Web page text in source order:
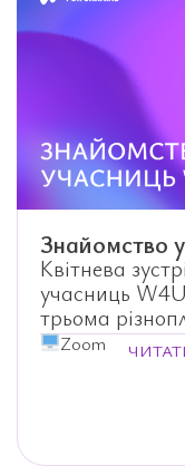
Знайомство
Квітнева
учасниць
трьома
Zoom